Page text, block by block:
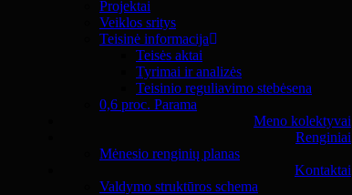
Projektai
Veiklos sritys
Teisinė informacija
Teisės aktai
Tyrimai ir analizės
Teisinio reguliavimo stebėsena
0,6 proc. Parama
Meno kolektyvai
Renginiai
Mėnesio renginių planas
Kontaktai
Valdymo struktūros schema